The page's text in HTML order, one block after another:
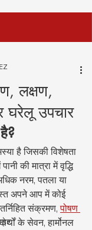
लक्षण,
घरेलू उपचार
है जिसकी विशेषता
की मात्रा में वृद्धि
नरम, पतला या
अपने आप में कोई
संक्रमण, पोषण
के सेवन, हार्मोनल